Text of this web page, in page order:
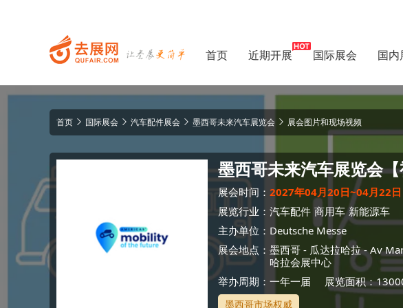
首页 近期开展 国际展会 国内
首页 国际展会 汽车配件展会 墨西哥未来汽车展览会 展会图片和现场视频
墨西哥未来汽车展览会【
展会时间： 2027年04月20日~04月22日
展览行业： 汽车配件 商用车 新能源车
主办单位： Deutsche Messe
展会地点： 墨西哥 - 瓜达拉哈拉- Av
哈拉会展中心
举办周期：一年一届
展览面积：
墨西哥市场权威